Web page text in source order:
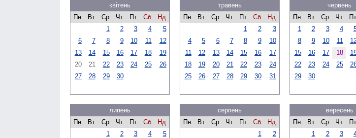
квітень
Пн
Вт Ср Чт Пт Сб
Нд
1
2 3 4
5
6
7 8 9 10 11
12
13
14 15 16 17 18
19
20
21 22 23 24 25
26
27
28 29 30
травень
Пн
Вт Ср Чт Пт Сб
Нд
1
2
3
4
5 6 7 8 9
10
11
12 13 14 15 16
17
18
19 20 21 22 23
24
25
26 27 28 29 30 31
червень
Пн
Вт Ср Чт Пт
1
2 3 4
8
9 10 11
15
16 17 18
22
23 24 25
29
30
липень
Пн
Вт Ср Чт Пт Сб
Нд
1
2 3 4
5
серпень
Пн
Вт Ср Чт Пт Сб
Нд
1
2
вересень
Пн
Вт Ср Чт Пт
1
2 3